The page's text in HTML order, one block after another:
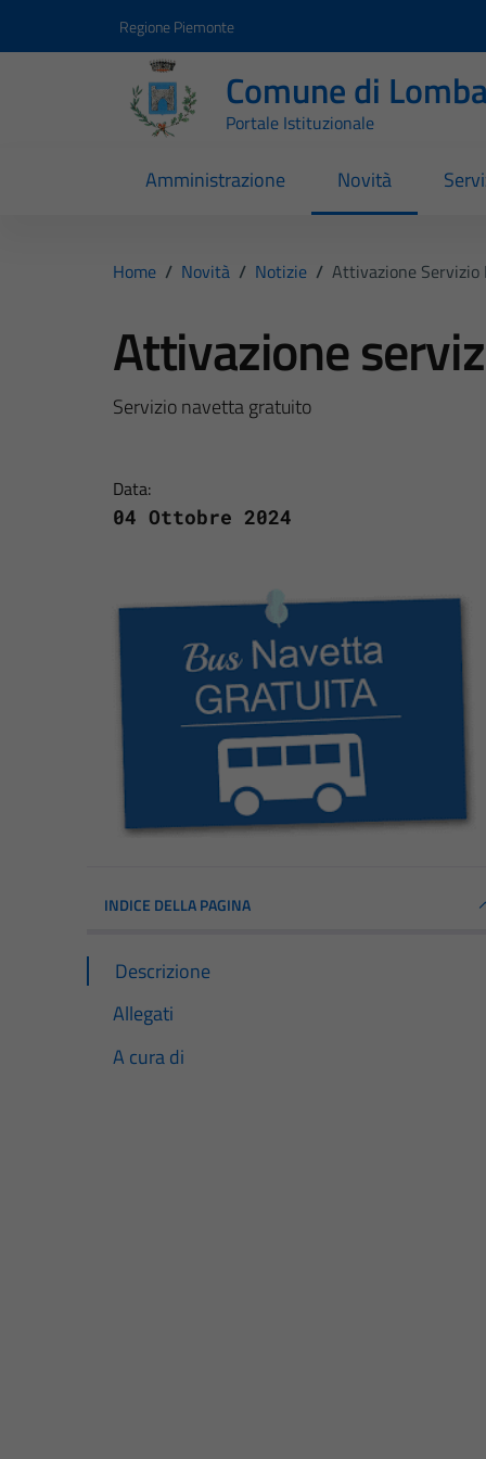
Regione Piemonte
Comune di
Portale Istituzionale
Amministrazione Novità
Home / Novità / Notizie / Attivazione
Attivazione
Servizio navetta gratuito
Data:
04 Ottobre 2024
INDICE DELLA PAGINA
Descrizione
Allegati
A cura di